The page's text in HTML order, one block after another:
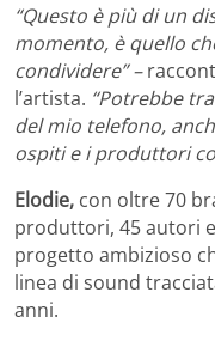
“Questo è più di un
momento, è quello
condividere” –
l’artista. “Potrebbe
del mio telefono,
ospiti e i produttori
Elodie, con oltre 70
produttori, 45 autori
progetto ambizioso
linea di sound
anni.